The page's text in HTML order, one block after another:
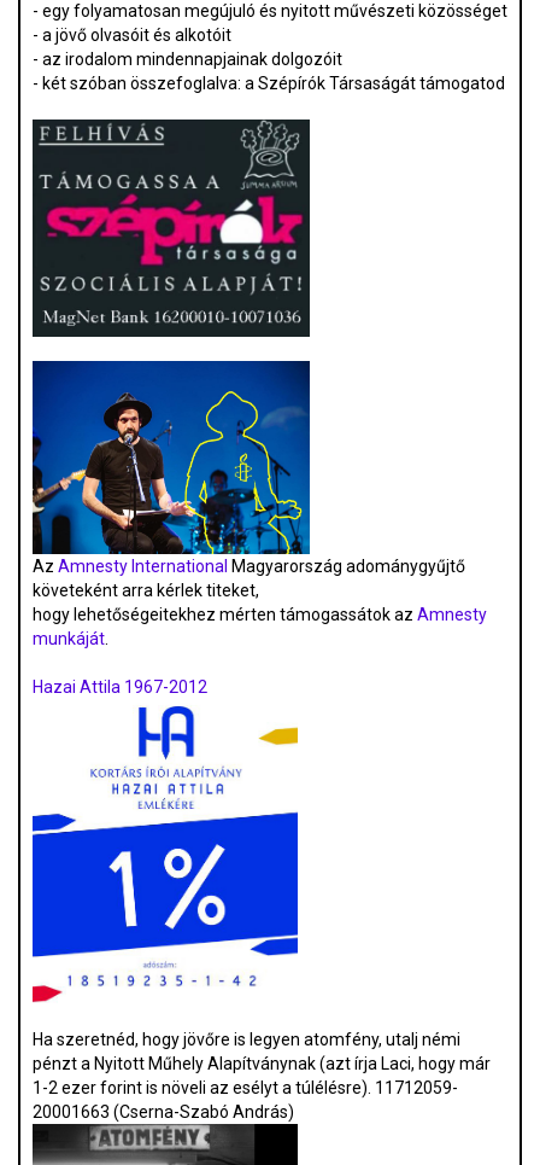
- egy folyamatosan megújuló és nyitott művészeti közösséget
- a jövő olvasóit és alkotóit
- az irodalom mindennapjainak dolgozóit
- két szóban összefoglalva: a Szépírók Társaságát támogatod
Az Amnesty International Magyarország adománygyűjtő
követeként arra kérlek titeket,
hogy lehetőségeitekhez mérten támogassátok az Amnesty
munkáját.
Hazai Attila 1967-2012
Ha szeretnéd, hogy jövőre is legyen atomfény, utalj némi
pénzt a Nyitott Műhely Alapítványnak (azt írja Laci, hogy már
1-2 ezer forint is növeli az esélyt a túlélésre). 11712059-
20001663 (Cserna-Szabó András)